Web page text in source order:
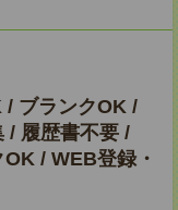
/ ブランクOK /
/ 履歴書不要 /
/ WEB登録・